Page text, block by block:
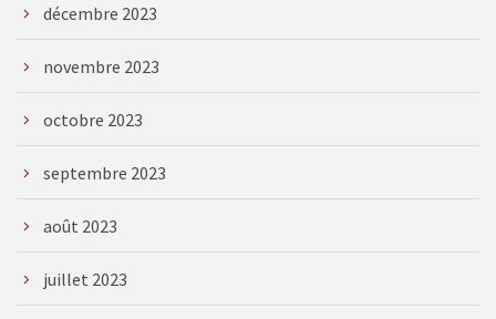
décembre 2023
novembre 2023
octobre 2023
septembre 2023
août 2023
juillet 2023